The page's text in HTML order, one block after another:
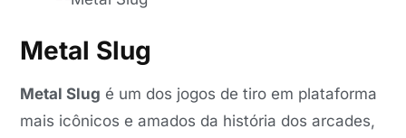
Metal Slug
Metal Slug é um dos jogos de tiro em plataforma
mais icônicos e amados da história dos arcades,